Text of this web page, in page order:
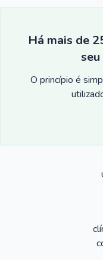
Há mais de
O princípio é